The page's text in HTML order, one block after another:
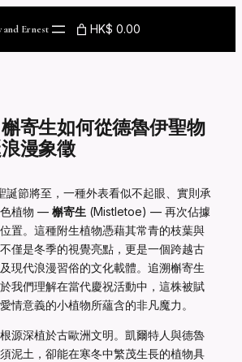
and Ernest HK$ 0.00
寄生如何從德魯伊聖物
漫象徵
誕節將至，一種外表看似不起眼、實則承
色植物 — 槲寄生 (Mistletoe) — 再次佔據
置。這種附生植物憑藉其常青的枝葉與
僅是冬季的視覺亮點，更是一個跨越古
現代浪漫習俗的文化載體。追溯槲寄生
我們理解在當代慶祝活動中，這株被賦
情意義的小植物所蘊含的非凡魔力。
源深植於古歐洲文明。凱爾特人與德魯
泥土，卻能在寒冬中繁茂生長的植物具